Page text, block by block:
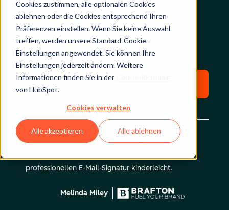
Cookies zustimmen, alle optionalen Cookies
ablehnen oder die Cookies entsprechend Ihren
Präferenzen einstellen. Wenn Sie keine Auswahl
treffen, werden unsere Standard-Cookie-
Einstellungen angewendet. Sie können Ihre
Einstellungen jederzeit ändern. Weitere
Informationen finden Sie in der
von HubSpot.
Cookies verwalten
Alle akzeptieren Alle ablehnen
Signaturen
Erstellen Sie im Handumdrehen eine neue E-Mail-
Signatur.
Wir sind große Fans des HubSpot E-Mail-Signatur-
Generators. Er macht das Erstellen einer
professionellen E-Mail-Signatur kinderleicht.
Melinda Miley